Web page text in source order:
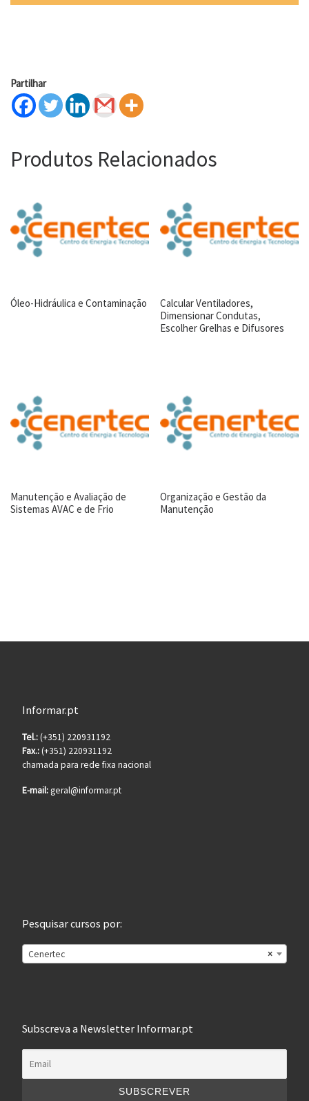
Partilhar
Produtos Relacionados
Óleo-Hidráulica e Contaminação
Calcular Ventiladores,
Dimensionar Condutas,
Escolher Grelhas e Difusores
Manutenção e Avaliação de
Sistemas AVAC e de Frio
Organização e Gestão da
Manutenção
Informar.pt
Tel.:(+351) 220931192
Fax.:(+351) 220931192
chamada para rede fixa nacional
E-mail:geral@informar.pt
Pesquisar cursos por:
×
Cenertec
Subscreva a Newsletter Informar.pt